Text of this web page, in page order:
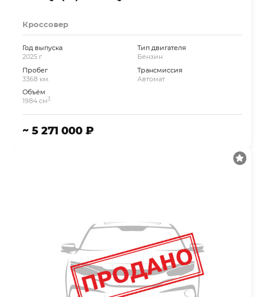
Кроссовер
Год выпуска
2025 г.
Пробег
3368 км.
Объём
1984 см3
Тип двигателя
Бензин
Трансмиссия
Автомат
~ 5 271 000 ₽